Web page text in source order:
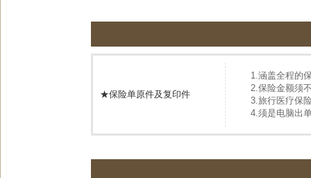
★保险单原件及复印件
1.涵盖全程的保
2.保险金额须不
3.旅行医疗保
4.须是电脑出